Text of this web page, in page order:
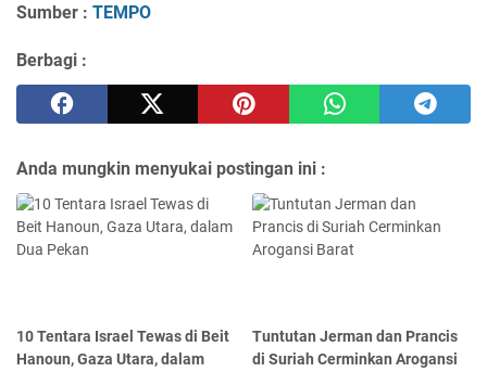
Sumber : TEMPO
Berbagi :
Anda mungkin menyukai postingan ini :
10 Tentara Israel Tewas di Beit
Hanoun, Gaza Utara, dalam
Tuntutan Jerman dan Prancis
di Suriah Cerminkan Arogansi